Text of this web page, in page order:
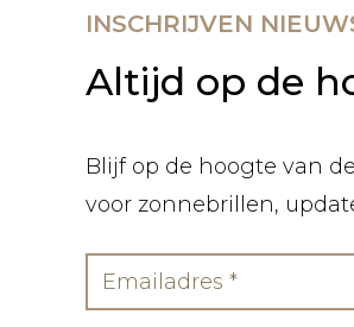
INSCHRIJVEN
Altijd op de
Blijf op de hoogte van
voor zonnebrillen,